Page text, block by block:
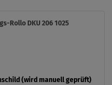
Rollo DKU 206 1025
(wird manuell geprüft)